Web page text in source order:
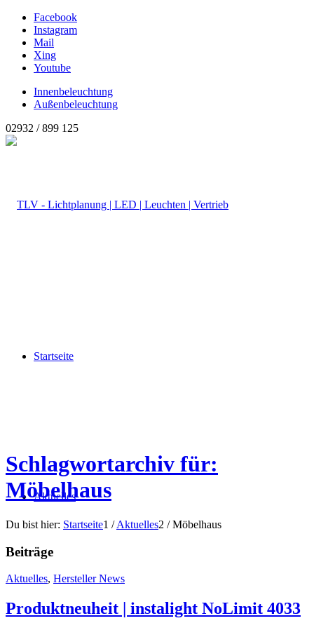
Facebook
Instagram
Mail
Xing
Youtube
Innenbeleuchtung
Außenbeleuchtung
02932 / 899 125
Startseite
Aktuelles
Schlagwortarchiv für:
Möbelhaus
Du bist hier: Startseite1 / Aktuelles2 / Möbelhaus
Beiträge
Aktuelles, Hersteller News
Produktneuheit | instalight NoLimit 4033